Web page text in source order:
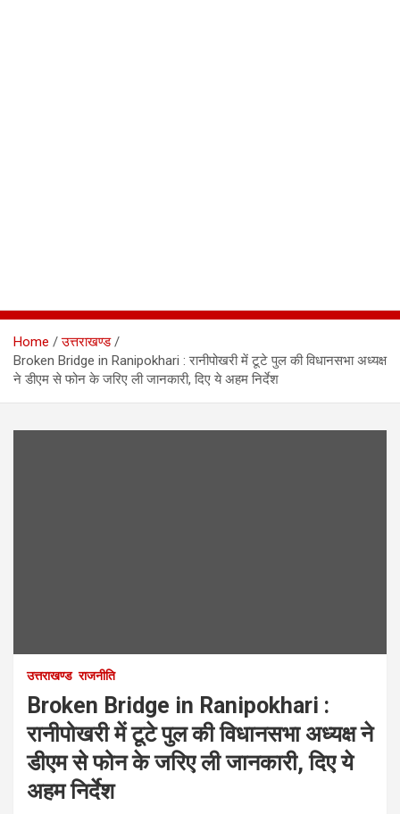
Home
उत्तराखण्ड
Broken Bridge in Ranipokhari : रानीपोखरी में टूटे पुल की विधानसभा अध्यक्ष
ने डीएम से फोन के जरिए ली जानकारी, दिए ये अहम निर्देश
उत्तराखण्ड राजनीति
Broken Bridge in Ranipokhari :
रानीपोखरी में टूटे पुल की विधानसभा अध्यक्ष ने
डीएम से फोन के जरिए ली जानकारी, दिए ये
अहम निर्देश